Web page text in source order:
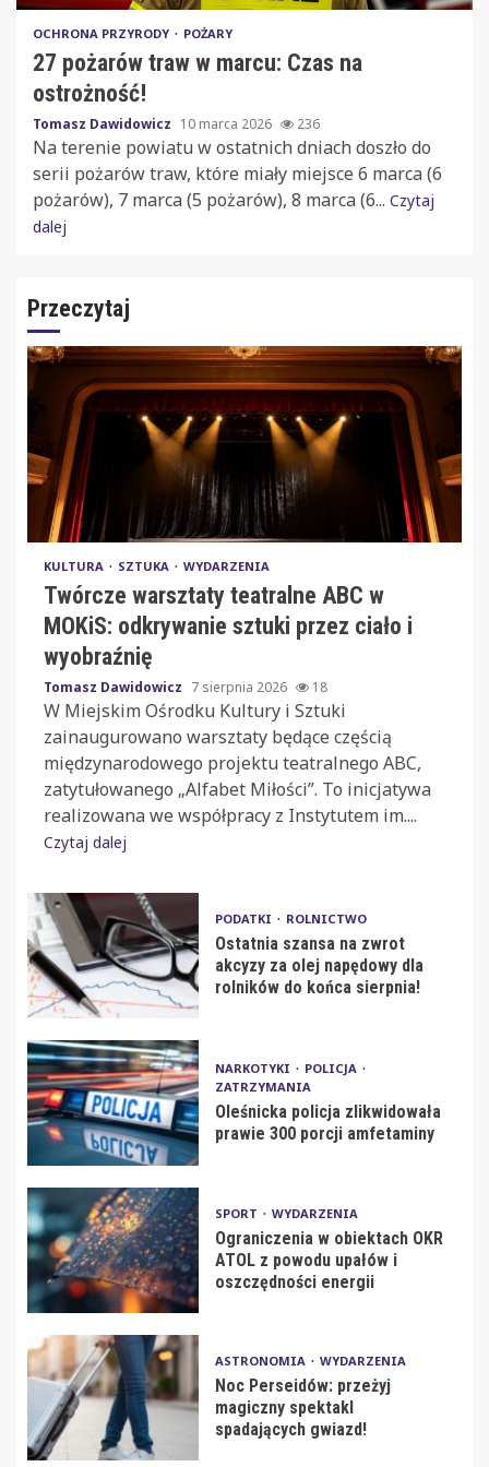
OCHRONA PRZYRODY POŻARY
27 pożarów traw w marcu: Czas na
ostrożność!
Tomasz Dawidowicz 10 marca 2026 236
Na terenie powiatu w ostatnich dniach doszło do
serii pożarów traw, które miały miejsce 6 marca (6
pożarów), 7 marca (5 pożarów), 8 marca (6... Czytaj
dalej
Przeczytaj
KULTURA SZTUKA WYDARZENIA
Twórcze warsztaty teatralne ABC w
MOKiS: odkrywanie sztuki przez ciało i
wyobraźnię
Tomasz Dawidowicz 7 sierpnia 2026 18
W Miejskim Ośrodku Kultury i Sztuki
zainaugurowano warsztaty będące częścią
międzynarodowego projektu teatralnego ABC,
zatytułowanego „Alfabet Miłości”. To inicjatywa
realizowana we współpracy z Instytutem im....
Czytaj dalej
PODATKI ROLNICTWO
Ostatnia szansa na zwrot
akcyzy za olej napędowy dla
rolników do końca sierpnia!
NARKOTYKI
POLICJA
ZATRZYMANIA
Oleśnicka policja zlikwidowała
prawie 300 porcji amfetaminy
SPORT WYDARZENIA
Ograniczenia w obiektach OKR
ATOL z powodu upałów i
oszczędności energii
ASTRONOMIA WYDARZENIA
Noc Perseidów: przeżyj
magiczny spektakl
spadających gwiazd!